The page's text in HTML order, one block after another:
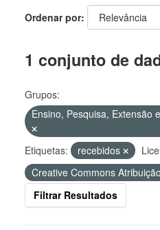
Ordenar por
1 conjunto de
Grupos:
Ensino, Pesquisa, Extensão
Etiquetas: recebidos
Creative Commons Atribuição
Filtrar Resultados